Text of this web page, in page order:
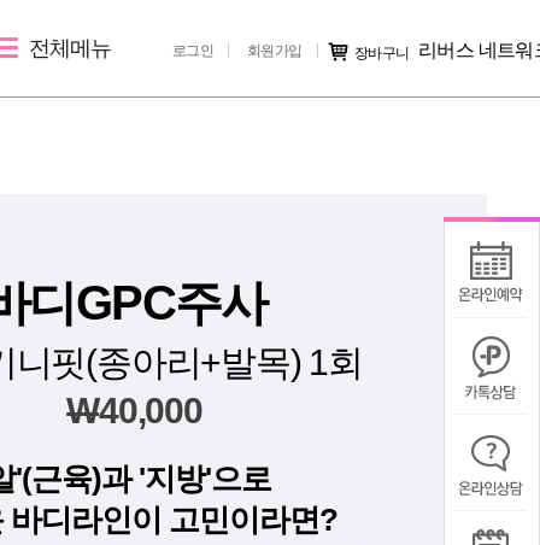
전체메뉴
지점 가맹문의
전후사진
미디어IN
칭찬/불만
장바구니
로그인 회원가입 리버스 네트워
디GPC주사
니핏(종아리+발목) 1회
W40,000
'(근육)과 '지방'으로
바디라인이 고민이라면?